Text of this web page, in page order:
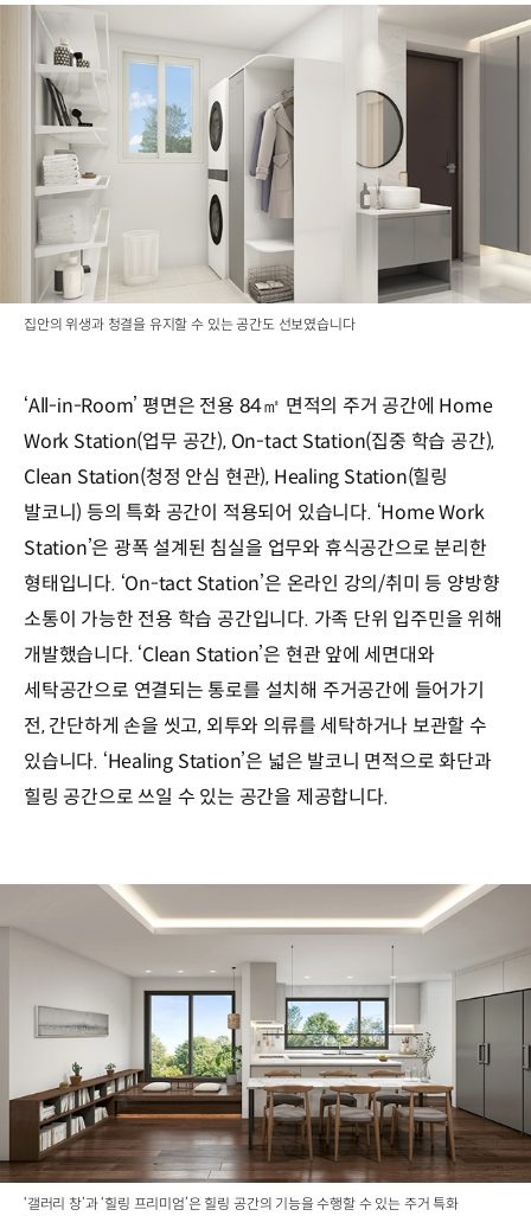
집안의 위생과 청결을 유지할 수 있는 공간도 선보였습니다
‘All-in-Room’ 평면은 전용 84㎡ 면적의 주거 공간에 Home
Work Station(업무 공간), On-tact Station(집중 학습 공간),
Clean Station(청정 안심 현관), Healing Station(힐링
발코니) 등의 특화 공간이 적용되어 있습니다. ‘Home Work
Station’은 광폭 설계된 침실을 업무와 휴식공간으로 분리한
형태입니다. ‘On-tact Station’은 온라인 강의/취미 등 양방향
소통이 가능한 전용 학습 공간입니다. 가족 단위 입주민을 위해
개발했습니다. ‘Clean Station’은 현관 앞에 세면대와
세탁공간으로 연결되는 통로를 설치해 주거공간에 들어가기
전, 간단하게 손을 씻고, 외투와 의류를 세탁하거나 보관할 수
있습니다. ‘Healing Station’은 넓은 발코니 면적으로 화단과
힐링 공간으로 쓰일 수 있는 공간을 제공합니다.
‘갤러리 창’과 ‘힐링 프리미엄’은 힐링 공간의 기능을 수행할 수 있는 주거 특화